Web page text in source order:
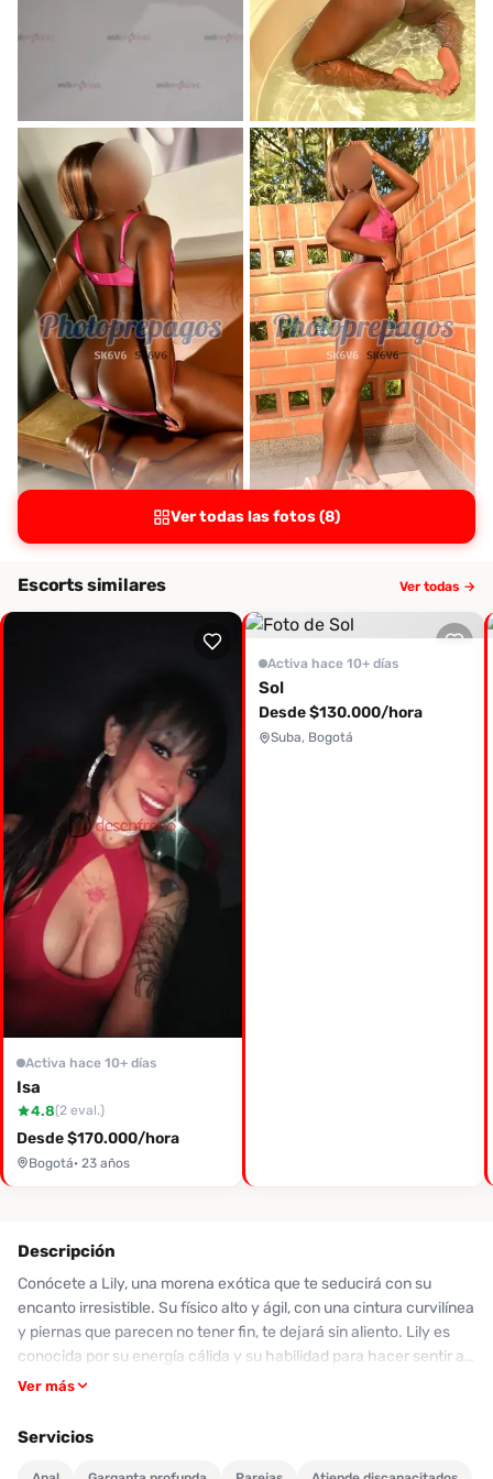
Ver todas las fotos (8)
Escorts similares Ver todas →
Activa hace 10+ días
Isa
4.8(2 eval.)
Desde $170.000/hora
Bogotá· 23 años
Activa hace 10+ días
Sol
Desde $130.000/hora
Suba, Bogotá
Descripción
Conócete a Lily, una morena exótica que te seducirá con su
encanto irresistible. Su físico alto y ágil, con una cintura curvilínea
y piernas que parecen no tener fin, te dejará sin aliento. Lily es
conocida por su energía cálida y su habilidad para hacer sentir a
sus clientes como los protagonistas de una historia apasionada. A
morena, su encantadora voz y su compañía cautivadora, que
Ver más
Servicios